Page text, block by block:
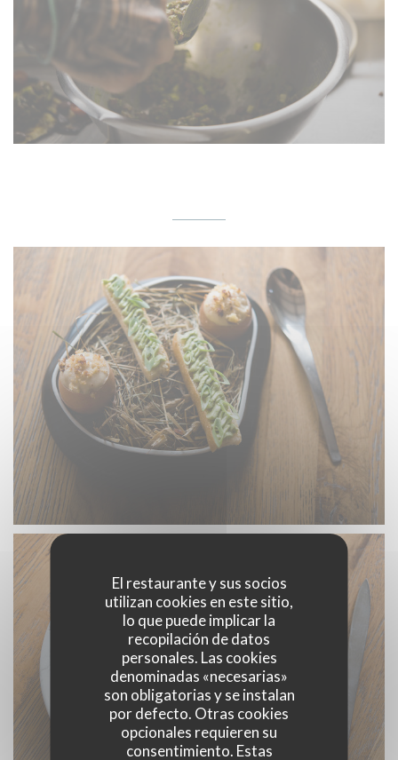
El restaurante y sus socios
utilizan cookies en este sitio,
lo que puede implicar la
recopilación de datos
personales. Las cookies
denominadas «necesarias»
son obligatorias y se instalan
por defecto. Otras cookies
opcionales requieren su
consentimiento. Estas